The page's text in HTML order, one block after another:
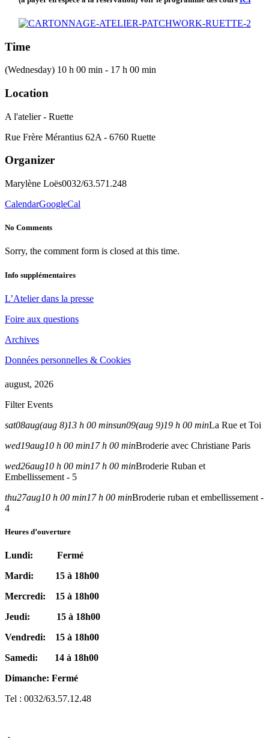
Time
(Wednesday) 10 h 00 min - 17 h 00 min
Location
A l'atelier - Ruette
Rue Frère Mérantius 62A - 6760 Ruette
Organizer
Marylène Loës0032/63.571.248
CalendarGoogleCal
No Comments
Sorry, the comment form is closed at this time.
Info supplémentaires
L’Atelier dans la presse
Foire aux questions
Archives
Données personnelles & Cookies
august, 2026
Filter Events
sat08aug(aug 8)13 h 00 minsun09(aug 9)19 h 00 minLa Rue et Toi
wed19aug10 h 00 min17 h 00 minBroderie avec Christiane Paris
wed26aug10 h 00 min17 h 00 minBroderie Ruban et
Embellissement - 5
thu27aug10 h 00 min17 h 00 minBroderie ruban et embellissement -
4
Heures d’ouverture
Lundi: Fermé
Mardi: 15 à 18h00
Mercredi: 15 à 18h00
Jeudi: 15 à 18h00
Vendredi: 15 à 18h00
Samedi: 14 à 18h00
Dimanche: Fermé
Tel : 0032/63.57.12.48